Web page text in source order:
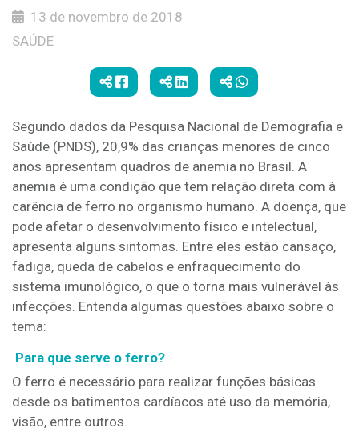
13 de novembro de 2018
SAÚDE
Segundo dados da Pesquisa Nacional de Demografia e
Saúde (PNDS), 20,9% das crianças menores de cinco
anos apresentam quadros de anemia no Brasil. A
anemia é uma condição que tem relação direta com à
carência de ferro no organismo humano. A doença, que
pode afetar o desenvolvimento físico e intelectual,
apresenta alguns sintomas. Entre eles estão cansaço,
fadiga, queda de cabelos e enfraquecimento do
sistema imunológico, o que o torna mais vulnerável às
infecções. Entenda algumas questões abaixo sobre o
tema:
Para que serve o ferro?
O ferro é necessário para realizar funções básicas
desde os batimentos cardíacos até uso da memória,
visão, entre outros.